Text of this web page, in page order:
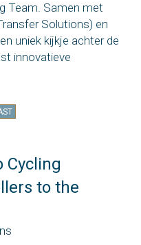
Team. Samen met
Solutions) en
uniek kijkje achter de
innovatieve
Cycling
to the